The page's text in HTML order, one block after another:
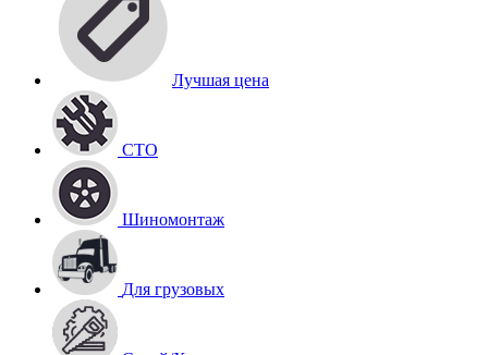
Лучшая цена
СТО
Шиномонтаж
Для грузовых